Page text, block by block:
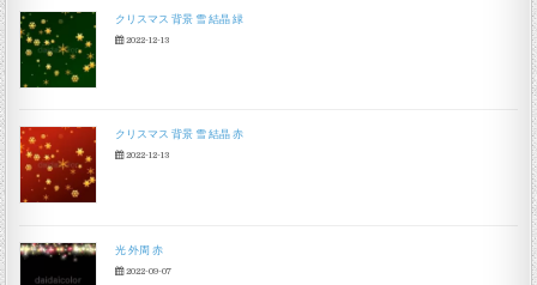
クリスマス 背景 雪 結晶 緑
2022-12-13
クリスマス 背景 雪 結晶 赤
2022-12-13
光 外周 赤
2022-09-07